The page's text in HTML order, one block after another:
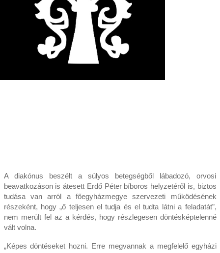
A diakónus beszélt a súlyos betegségből lábadozó, orvosi
beavatkozáson is átesett Erdő Péter bíboros helyzetéről is, biztos
tudása van arról a főegyházmegye szervezeti működésének
részeként, hogy „ő teljesen el tudja és el tudta látni a feladatát”,
nem merült fel az a kérdés, hogy részlegesen döntésképtelenné
vált volna.
„Képes döntéseket hozni. Erre megvannak a megfelelő egyházi